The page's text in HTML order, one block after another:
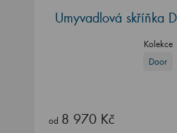
Umyvadlová skříňka
Kolekce
Door
od 8 970 Kč